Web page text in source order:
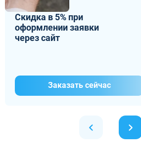
Скидка в 5% при
оформлении заявки
через сайт
Заказать сейчас